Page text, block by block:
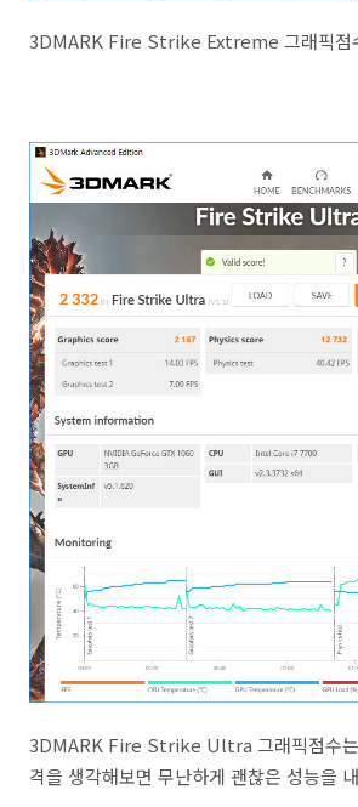
3DMARK Fire Strike Extreme 그래픽점
3DMARK Fire Strike Ultra 그래픽점수
격을 생각해보면 무난하게 괜찮은 성능을